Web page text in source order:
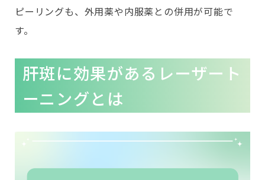
ピーリングも、外用薬や内服薬との併用が可能で
す。
肝斑に効果があるレーザート
ーニングとは